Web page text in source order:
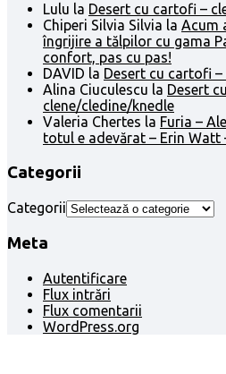
Lulu la Desert cu cartofi –
Chiperi Silvia Silvia la Acum
îngrijire a tălpilor cu gama
confort, pas cu pas!
DAVID la Desert cu cartofi
Alina Ciuculescu la Desert
clene/cledine/knedle
Valeria Chertes la Furia –
totul e adevărat – Erin Watt
Categorii
Categorii
Meta
Autentificare
Flux intrări
Flux comentarii
WordPress.org